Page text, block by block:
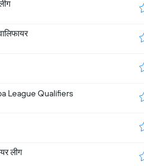
League Qualifiers
लीग